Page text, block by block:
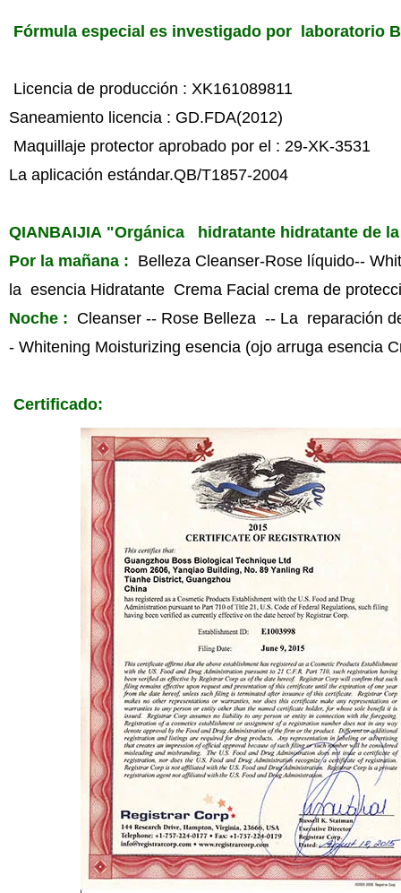
Fórmula especial es investigado por laboratorio
Licencia de producción : XK161089811
Saneamiento licencia : GD.FDA(2012)
Maquillaje protector aprobado por el : 29-XK-3531
La aplicación estándar.QB/T1857-2004
QIANBAIJIA "Orgánica hidratante hidratante de
Por la mañana : Belleza Cleanser-Rose líquido--
la esencia Hidratante Crema Facial crema de
Noche : Cleanser -- Rose Belleza -- La reparación
- Whitening Moisturizing esencia (ojo arruga esencia
Certificado: